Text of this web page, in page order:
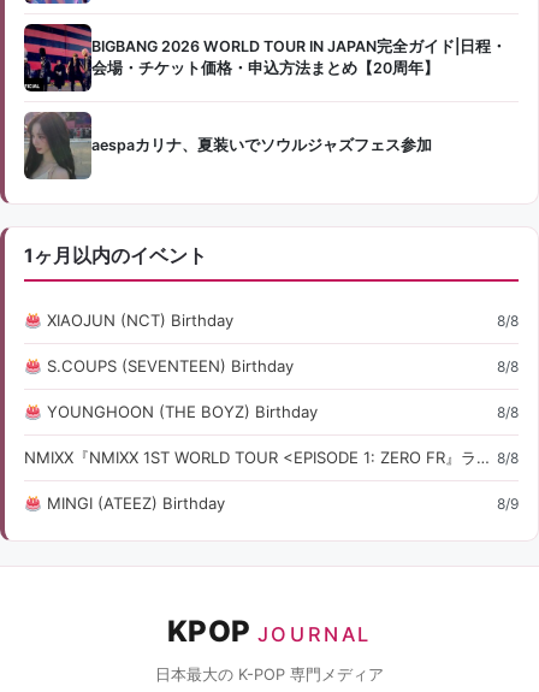
BIGBANG 2026 WORLD TOUR IN JAPAN完全ガイド|日程・
会場・チケット価格・申込方法まとめ【20周年】
aespaカリナ、夏装いでソウルジャズフェス参加
1ヶ月以内のイベント
XIAOJUN (NCT) Birthday 8/8
S.COUPS (SEVENTEEN) Birthday 8/8
YOUNGHOON (THE BOYZ) Birthday 8/8
NMIXX『NMIXX 1ST WORLD TOUR <EPISODE 1: ZERO FR』ライブ・コンサート情報 8/8
MINGI (ATEEZ) Birthday 8/9
KPOP JOURNAL
日本最大の K-POP 専門メディア